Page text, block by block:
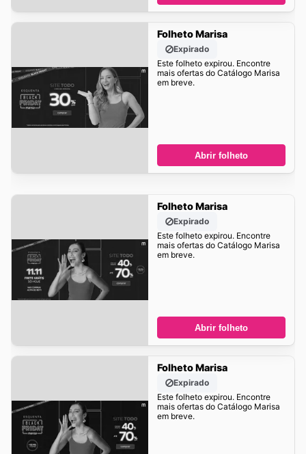
Folheto Marisa
Expirado
Este folheto expirou. Encontre
mais ofertas do Catálogo Marisa
em breve.
Abrir folheto
Folheto Marisa
Expirado
Este folheto expirou. Encontre
mais ofertas do Catálogo Marisa
em breve.
Abrir folheto
Folheto Marisa
Expirado
Este folheto expirou. Encontre
mais ofertas do Catálogo Marisa
em breve.